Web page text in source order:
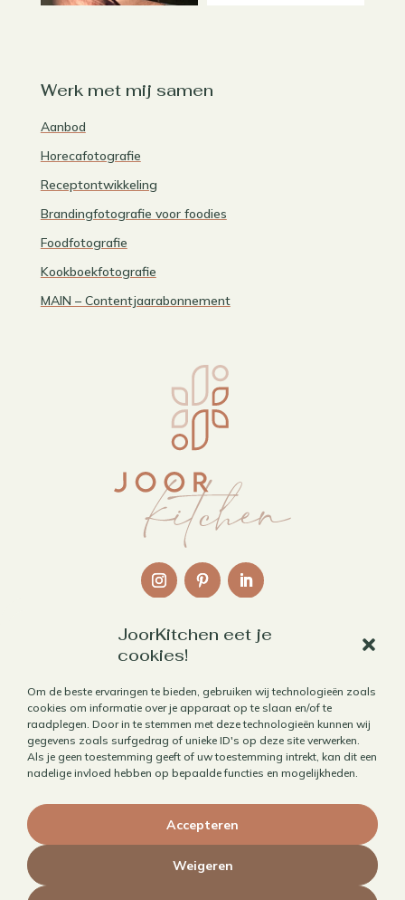
JoorKitchen eet je
cookies!
Om de beste ervaringen te bieden, gebruiken wij technologieën zoals
cookies om informatie over je apparaat op te slaan en/of te
raadplegen. Door in te stemmen met deze technologieën kunnen wij
gegevens zoals surfgedrag of unieke ID's op deze site verwerken.
Als je geen toestemming geeft of uw toestemming intrekt, kan dit een
nadelige invloed hebben op bepaalde functies en mogelijkheden.
Accepteren
Weigeren
Werk met mij samen
Aanbod
Horecafotografie
Receptontwikkeling
Brandingfotografie voor foodies
Foodfotografie
Kookboekfotografie
MAIN – Contentjaarabonnement
Contact
Algemene voorwaarden
Privacybeleid